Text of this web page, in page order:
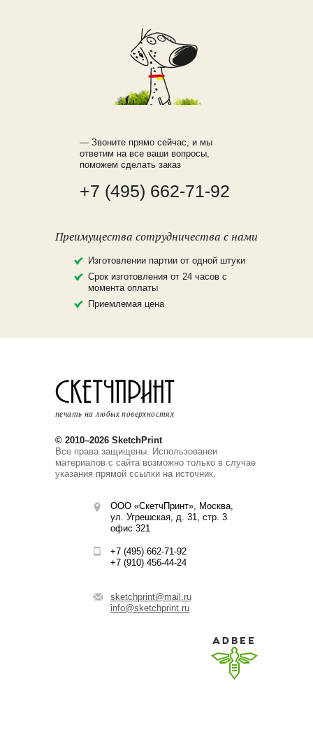
— Звоните прямо сейчас, и мы
ответим на все ваши вопросы,
поможем сделать заказ
+7 (495) 662-71-92
Преимущества сотрудничества с нами
Изготовлении партии от одной штуки
Срок изготовления от 24 часов с
момента оплаты
Приемлемая цена
печать на любых поверхностях
© 2010–2026 SketchPrint
Все права защищены. Использованеи
материалов с сайта возможно только в случае
указания прямой ссылки на источник.
ООО «СкетчПринт», Москва,
ул. Угрешская, д. 31, стр. 3
офис 321
+7 (495) 662-71-92
+7 (910) 456-44-24
sketchprint@mail.ru
info@sketchprint.ru